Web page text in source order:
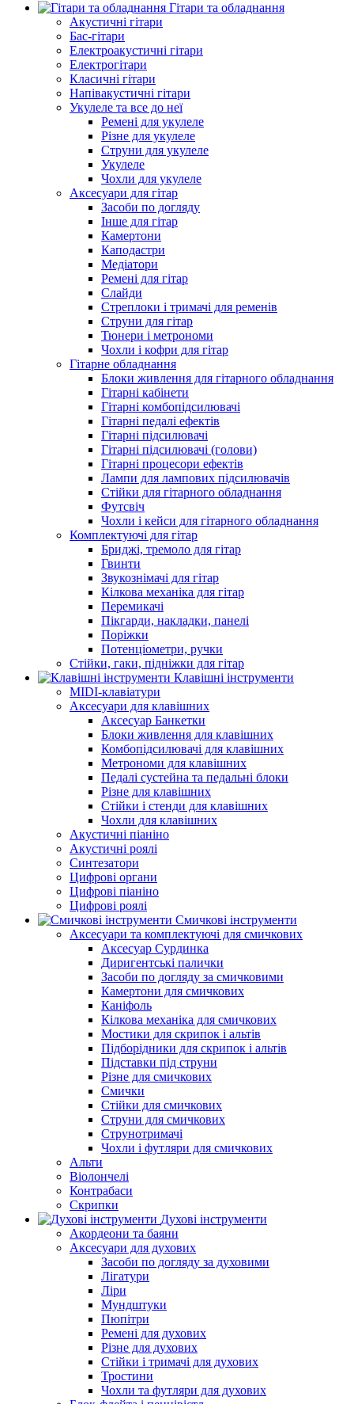
Гітари та обладнання
Акустичні гітари
Бас-гітари
Електроакустичні гітари
Електрогітари
Класичні гітари
Напівакустичні гітари
Укулеле та все до неї
Ремені для укулеле
Різне для укулеле
Струни для укулеле
Укулеле
Чохли для укулеле
Аксесуари для гітар
Засоби по догляду
Інше для гітар
Камертони
Каподастри
Медіатори
Ремені для гітар
Слайди
Стреплоки і тримачі для ременів
Струни для гітар
Тюнери і метрономи
Чохли і кофри для гітар
Гітарне обладнання
Блоки живлення для гітарного обладнання
Гітарні кабінети
Гітарні комбопідсилювачі
Гітарні педалі ефектів
Гітарні підсилювачі
Гітарні підсилювачі (голови)
Гітарні процесори ефектів
Лампи для лампових підсилювачів
Стійки для гітарного обладнання
Футсвіч
Чохли і кейси для гітарного обладнання
Комплектуючі для гітар
Бриджі, тремоло для гітар
Гвинти
Звукознімачі для гітар
Кілкова механіка для гітар
Перемикачі
Пікгарди, накладки, панелі
Поріжки
Потенціометри, ручки
Стійки, гаки, підніжки для гітар
Клавішні інструменти
MIDI-клавіатури
Аксесуари для клавішних
Аксесуар Банкетки
Блоки живлення для клавішних
Комбопідсилювачі для клавішних
Метрономи для клавішних
Педалі сустейна та педальні блоки
Різне для клавішних
Стійки і стенди для клавішних
Чохли для клавішних
Акустичні піаніно
Акустичні роялі
Синтезатори
Цифрові органи
Цифрові піаніно
Цифрові роялі
Смичкові інструменти
Аксесуари та комплектуючі для смичкових
Аксесуар Сурдинка
Диригентські палички
Засоби по догляду за смичковими
Камертони для смичкових
Каніфоль
Кілкова механіка для смичкових
Мостики для скрипок і альтів
Підборiдники для скрипок і альтів
Підставки під струни
Різне для смичкових
Смички
Стійки для смичкових
Струни для смичкових
Струнотримачі
Чохли і футляри для смичкових
Альти
Віолончелі
Контрабаси
Скрипки
Духові інструменти
Акордеони та баяни
Аксесуари для духових
Засоби по догляду за духовими
Лігатури
Ліри
Мундштуки
Пюпітри
Ремені для духових
Різне для духових
Стійки і тримачі для духових
Тростини
Чохли та футляри для духових